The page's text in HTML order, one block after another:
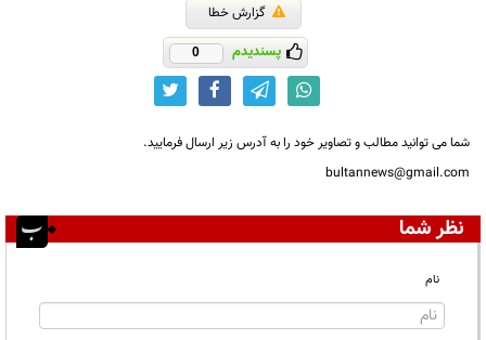
گزارش خطا
پسندیدم 0
شما می توانید مطالب و تصاویر خود را به آدرس زیر ارسال فرمایید.
bultannews@gmail.com
نظر شما
نام